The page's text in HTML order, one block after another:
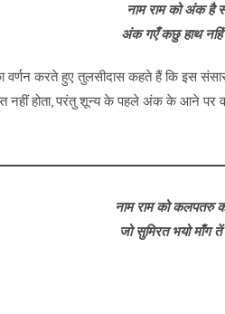
नाम राम को अंक है
अंक गएँ कछु हाथ
वर्णन करते हुए तुलसीदास कहते हैं कि इस
होता, परंतु शून्य के पहले अंक के आने पर
नाम राम को कलपतरु
जो सुमिरत भयो माँग